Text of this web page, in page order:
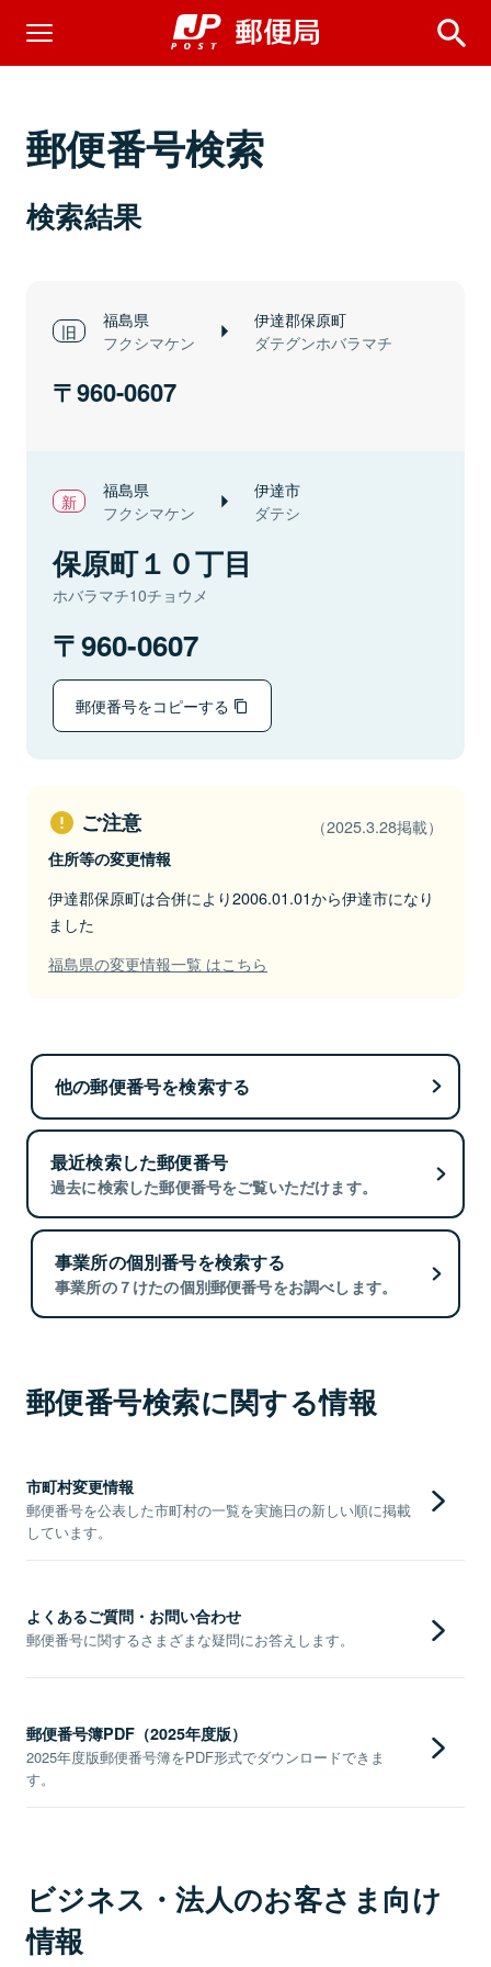
郵便番号検索
検索結果
福島県
フクシマケン
伊達郡保原町
ダテグンホバラマチ
960-0607
福島県
フクシマケン
伊達市
ダテシ
保原町１０丁目
ホバラマチ10チョウメ
960-0607
郵便番号をコピーする
ご注意 （2025.3.28掲載）
住所等の変更情報
伊達郡保原町は合併により2006.01.01から伊達市になり
ました
福島県の変更情報一覧 はこちら
他の郵便番号を検索する
最近検索した郵便番号
過去に検索した郵便番号をご覧いただけます。
事業所の個別番号を検索する
事業所の７けたの個別郵便番号をお調べします。
郵便番号検索に関する情報
市町村変更情報
郵便番号を公表した市町村の一覧を実施日の新しい順に掲載
しています。
よくあるご質問・お問い合わせ
郵便番号に関するさまざまな疑問にお答えします。
郵便番号簿PDF（2025年度版）
2025年度版郵便番号簿をPDF形式でダウンロードできま
す。
ビジネス・法人のお客さま向け
情報